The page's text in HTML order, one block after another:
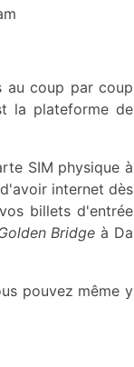
au coup par coup
la plateforme de
SIM physique à
internet dès
billets d'entrée
Bridge à Da
pouvez même y